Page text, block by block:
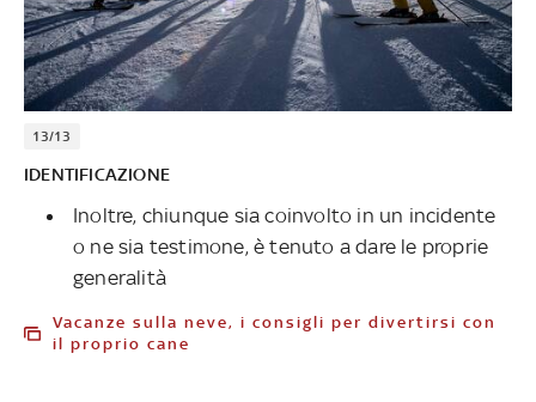
13/13
IDENTIFICAZIONE
Inoltre, chiunque sia coinvolto in un incidente
o ne sia testimone, è tenuto a dare le proprie
generalità
Vacanze sulla neve, i consigli per divertirsi con
il proprio cane